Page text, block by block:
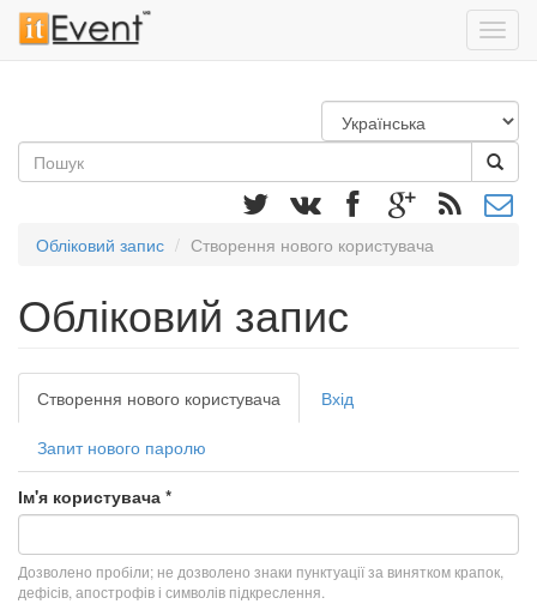
основного
матеріалу
Пошукова
Обліковий запис Створення нового користувача
Обліковий запис
Первинні
вкладки
Створення нового користувача (активна
вкладка)
Вхід
Запит нового паролю
Ім'я користувача *
Дозволено пробіли; не дозволено знаки пунктуації за винятком крапок,
дефісів, апострофів і символів підкреслення.